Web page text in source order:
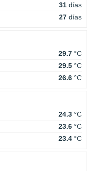
31 días
27 días
29.7 °C
29.5 °C
26.6 °C
24.3 °C
23.6 °C
23.4 °C